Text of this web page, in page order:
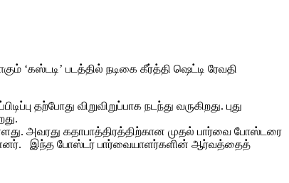
‘கஸ்டடி’ படத்தில் நடிகை கீர்த்தி ஷெட்டி ரேவதி
தற்போது விறுவிறுப்பாக நடந்து வருகிறது. புது
அவரது கதாபாத்திரத்திற்கான முதல் பார்வை போஸ்டரை
இந்த போஸ்டர் பார்வையாளர்களின் ஆர்வத்தைத்